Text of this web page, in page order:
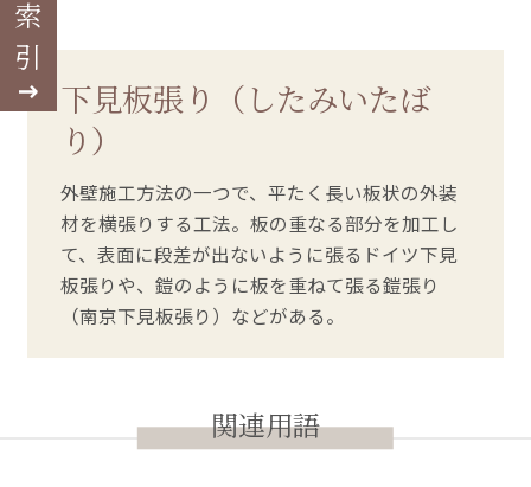
索引
下見板張り（したみいたば
り）
外壁施工方法の一つで、平たく長い板状の外装
材を横張りする工法。板の重なる部分を加工し
て、表面に段差が出ないように張るドイツ下見
板張りや、鎧のように板を重ねて張る鎧張り
（南京下見板張り）などがある。
関連用語